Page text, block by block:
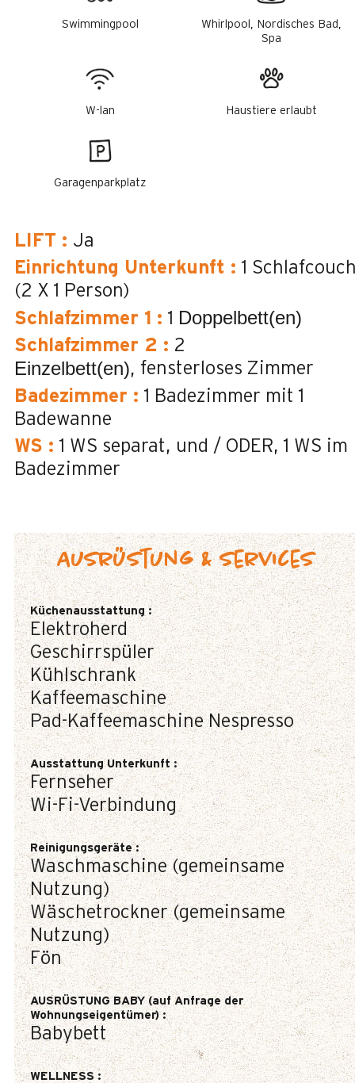
Swimmingpool
Whirlpool, Nordisches Bad,
Spa
W-lan Haustiere erlaubt
Garagenparkplatz
LIFT : Ja
Einrichtung Unterkunft : 1
(2 X 1 Person)
Schlafzimmer 1 : 1 Doppelbett(en)
Schlafzimmer 2 : 2
Einzelbett(en)
fensterloses Zimmer
Badezimmer : 1 Badezimmer mit 1
Badewanne
WS : 1 WS separat und / ODER 1 WS im
Badezimmer
Ausrüstung & Services
Küchenausstattung :
Elektroherd
Geschirrspüler
Kühlschrank
Kaffeemaschine
Pad-Kaffeemaschine Nespresso
Ausstattung Unterkunft:
Fernseher
Wi-Fi-Verbindung
Reinigungsgeräte:
Waschmaschine (gemeinsame
Nutzung)
Wäschetrockner (gemeinsame
Nutzung)
Fön
AUSRÜSTUNG BABY (auf Anfrage der
Wohnungseigentümer):
Babybett
WELLNESS: